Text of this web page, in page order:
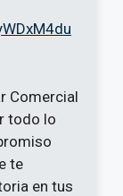
Comercial
todo lo
te
en tus